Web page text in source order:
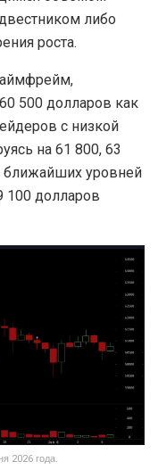
либо
роста.
500 долларов как
с низкой
на 61 800, 63
ближайших уровней
100 долларов
2026 года.